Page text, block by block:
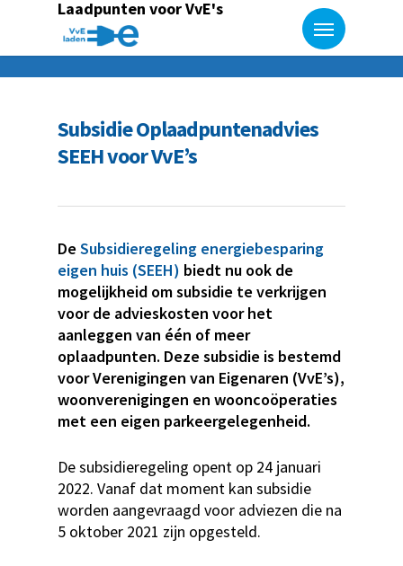
Laadpunten voor VvE's
Subsidie Oplaadpuntenadvies
SEEH voor VvE’s
De Subsidieregeling energiebesparing
eigen huis (SEEH) biedt nu ook de
mogelijkheid om subsidie te verkrijgen
voor de advieskosten voor het
aanleggen van één of meer
oplaadpunten. Deze subsidie is bestemd
voor Verenigingen van Eigenaren (VvE’s),
woonverenigingen en wooncoöperaties
met een eigen parkeergelegenheid.
De subsidieregeling opent op 24 januari
2022. Vanaf dat moment kan subsidie
worden aangevraagd voor adviezen die na
5 oktober 2021 zijn opgesteld.